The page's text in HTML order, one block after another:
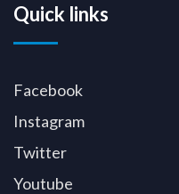
Quick links
Facebook
Instagram
Twitter
Youtube